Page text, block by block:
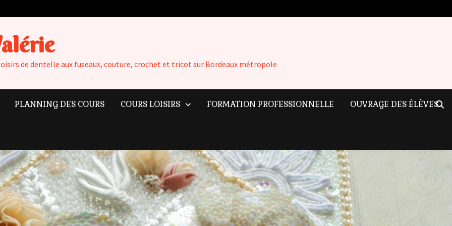
de dentelle aux fuseaux, couture, crochet et tricot sur Bordeaux métropole
PLANNING DES COURS COURS LOISIRS FORMATION PROFESSIONNELLE OUVRAGE DES ÉLÈVES